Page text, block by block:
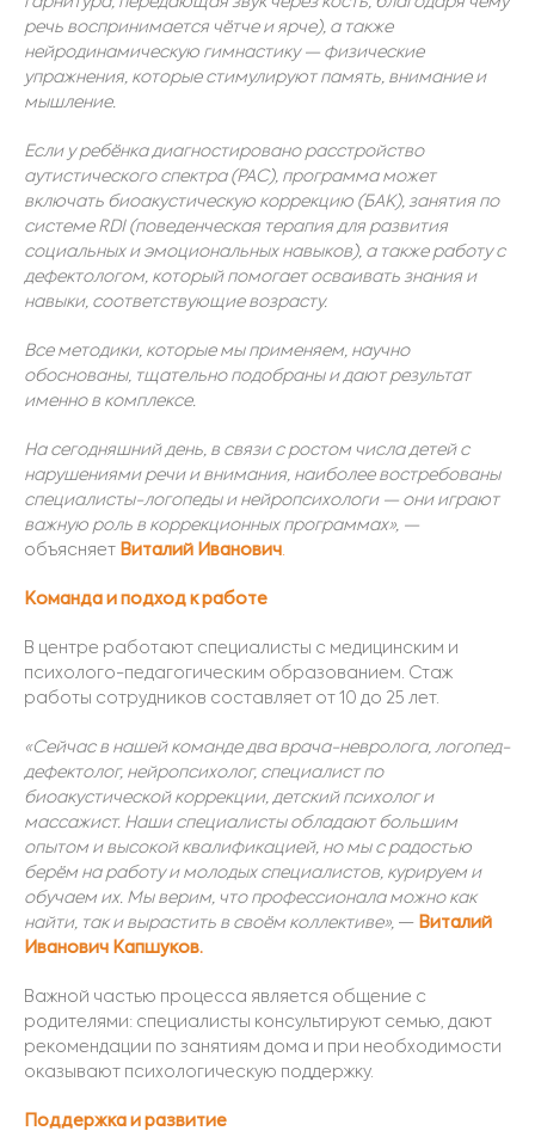
речь воспринимается чётче и ярче), а также
нейродинамическую гимнастику — физические
упражнения, которые стимулируют память, внимание и
мышление.
Если у ребёнка диагностировано расстройство
аутистического спектра (РАС), программа может
включать биоакустическую коррекцию (БАК), занятия по
системе RDI (поведенческая терапия для развития
социальных и эмоциональных навыков), а также работу с
дефектологом, который помогает осваивать знания и
навыки, соответствующие возрасту.
Все методики, которые мы применяем, научно
обоснованы, тщательно подобраны и дают результат
именно в комплексе.
На сегодняшний день, в связи с ростом числа детей с
нарушениями речи и внимания, наиболее востребованы
специалисты-логопеды и нейропсихологи — они играют
важную роль в коррекционных программах», —
объясняет Виталий Иванович.
Команда и подход к работе
В центре работают специалисты с медицинским и
психолого-педагогическим образованием. Стаж
работы сотрудников составляет от 10 до 25 лет.
«Сейчас в нашей команде два врача-невролога, логопед-
дефектолог, нейропсихолог, специалист по
биоакустической коррекции, детский психолог и
массажист. Наши специалисты обладают большим
опытом и высокой квалификацией, но мы с радостью
берём на работу и молодых специалистов, курируем и
обучаем их. Мы верим, что профессионала можно как
найти, так и вырастить в своём коллективе», — Виталий
Иванович Капшуков.
Важной частью процесса является общение с
родителями: специалисты консультируют семью, дают
рекомендации по занятиям дома и при необходимости
оказывают психологическую поддержку.
Поддержка и развитие